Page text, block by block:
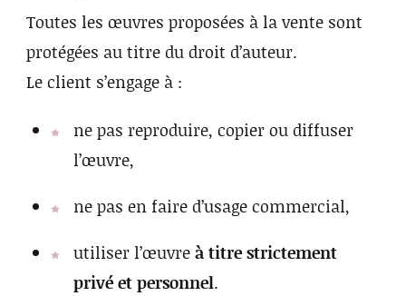
Toutes les œuvres proposées à la vente sont
protégées au titre du droit d’auteur.
Le client s’engage à :
ne pas reproduire, copier ou diffuser
l’œuvre,
ne pas en faire d’usage commercial,
utiliser l’œuvreà titre strictement
privé et personnel.